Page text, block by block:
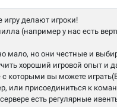
игру делают игроки!
(например у нас есть
мало, но они честные и
хороший игровой опыт и
с которыми вы можете
или присоединиться к
есть регулярные